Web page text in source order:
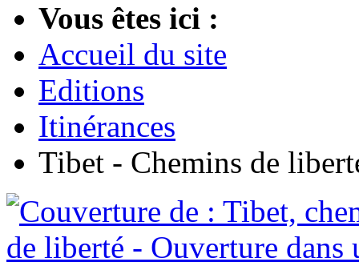
Vous êtes ici :
Accueil du site
Editions
Itinérances
Tibet - Chemins de